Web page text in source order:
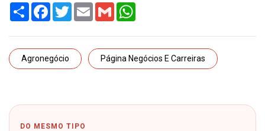
Share Facebook
TwitterEmail Gmail
Agronegócio Página Negócios E Carreiras
DO MESMO TIPO